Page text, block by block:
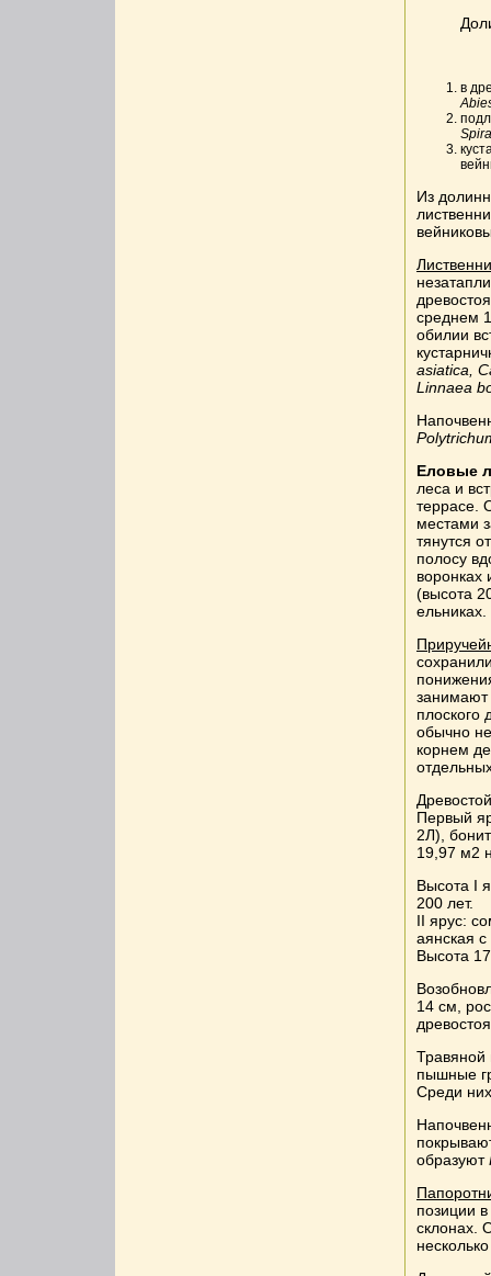
в
Из
среднем
обилии
asiatica,
Linnaea
Еловые
леса и
террасе.
местами
тянутся
полосу
воронках
(высота
занимают
обычно
корнем
Первый
2Л),
19,97 м2
Высота I
200 лет.
II ярус:
аянская
Высота
14 см,
Травяной
пышные
Среди
образуют
позиции
склонах.